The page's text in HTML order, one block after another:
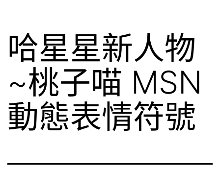
哈星星新人物
~桃子喵 MSN
動態表情符號